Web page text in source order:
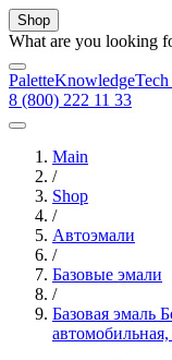
Shop
What are you looking
PaletteKnowledgeTech
8 (800) 222 11 33
Main
/
Shop
/
Автоэмали
/
Базовые эмали
/
Базовая эмаль